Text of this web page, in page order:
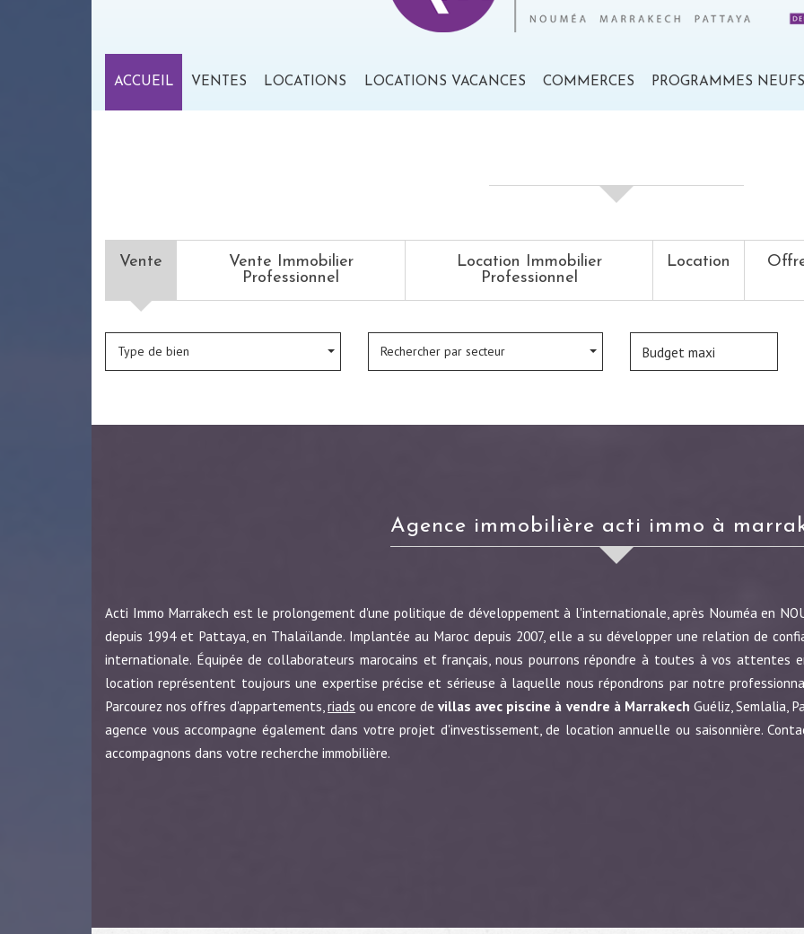
ACCUEIL VENTES LOCATIONS LOCATIONS VACANCES COMMERCES PROGRAMMES
Vente
Vente Immobilier
Professionnel
Location Immobilier
Professionnel
Location
Type de bien Rechercher par secteur
agence immobilière acti immo à
Acti Immo Marrakech est le prolongement d'une politique de développement à l'internationale, après Nouméa en
depuis 1994 et Pattaya, en Thalaïlande. Implantée au Maroc depuis 2007, elle a su développer une relation de
internationale. Équipée de collaborateurs marocains et français, nous pourrons répondre à toutes à vos attentes
location représentent toujours une expertise précise et sérieuse à laquelle nous répondrons par notre
Parcourez nos offres d'appartements,riads ou encore devillas avec piscine à vendre à Marrakech Guéliz, Semlalia,
agence vous accompagne également dans votre projet d'investissement, de location annuelle ou saisonnière.
accompagnons dans votre recherche immobilière.